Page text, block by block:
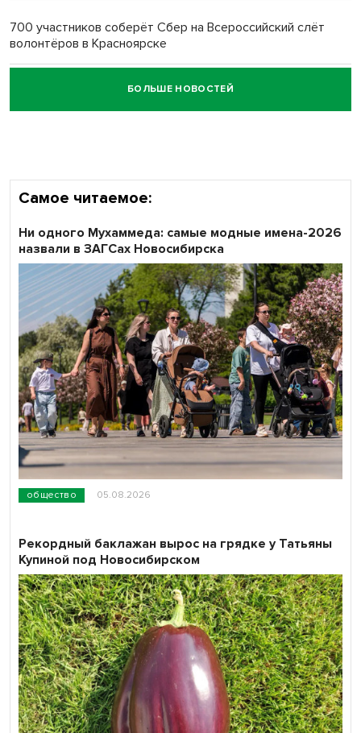
700 участников соберёт Сбер на Всероссийский слёт
волонтёров в Красноярске
Честный выбор: видеонаблюдение обеспечит
объективность результатов ЕДГ в Новосибирской
БОЛЬШЕ НОВОСТЕЙ
Самое читаемое:
общество 05.08.2026
Ни одного Мухаммеда: самые модные имена-2026
назвали в ЗАГСах Новосибирска
Рекордный баклажан вырос на грядке у Татьяны
Купиной под Новосибирском